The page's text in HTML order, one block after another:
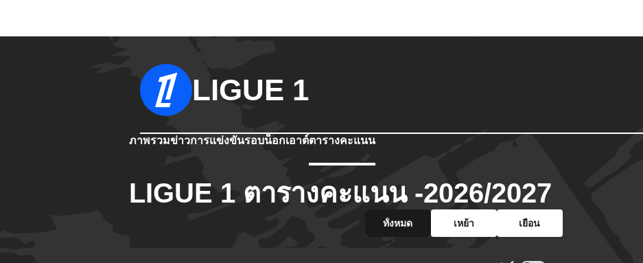
LIGUE 1
ภาพรวมข่าวการแข่งขันรอบน็อกเอาต์ตารางคะแนน
LIGUE 1 ตารางคะแนน -2026/2027
ทั้งหมด เหย้า เยือน